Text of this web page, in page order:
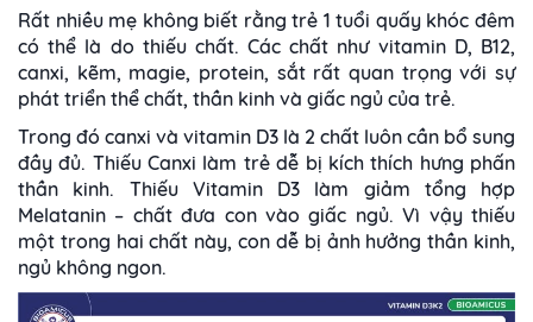
Rất nhiều mẹ không biết rằng trẻ 1 tuổi quấy khóc đêm
có thể là do thiếu chất. Các chất như vitamin D, B12,
canxi, kẽm, magie, protein, sắt rất quan trọng với sự
phát triển thể chất, thần kinh và giấc ngủ của trẻ.
Trong đó canxi và vitamin D3 là 2 chất luôn cần bổ sung
đầy đủ. Thiếu Canxi làm trẻ dễ bị kích thích hưng phấn
thần kinh. Thiếu Vitamin D3 làm giảm tổng hợp
Melatanin – chất đưa con vào giấc ngủ. Vì vậy thiếu
một trong hai chất này, con dễ bị ảnh hưởng thần kinh,
ngủ không ngon.